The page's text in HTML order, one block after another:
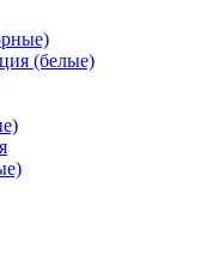
(белые)